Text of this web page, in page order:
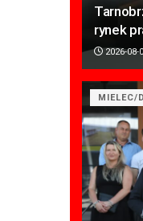
rynek
2026-08-
MIELEC/